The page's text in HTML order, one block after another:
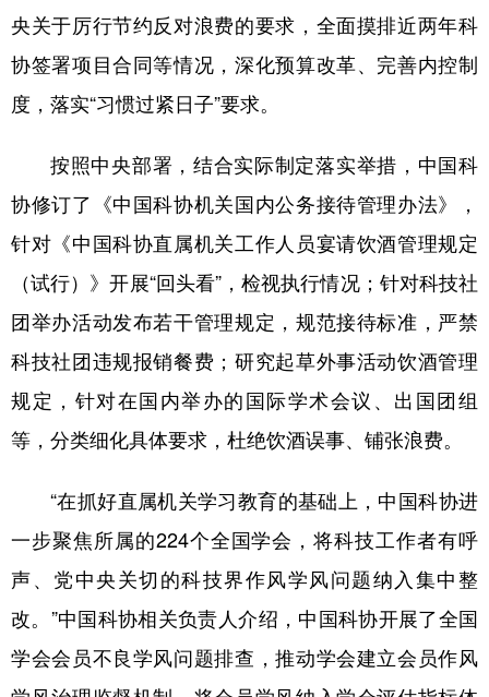
English Español Français عربى
央关于厉行节约反对浪费的要求，全面摸排近两年科
协签署项目合同等情况，深化预算改革、完善内控制
度，落实“习惯过紧日子”要求。
按照中央部署，结合实际制定落实举措，中国科
协修订了《中国科协机关国内公务接待管理办法》，
针对《中国科协直属机关工作人员宴请饮酒管理规定
（试行）》开展“回头看”，检视执行情况；针对科技社
团举办活动发布若干管理规定，规范接待标准，严禁
科技社团违规报销餐费；研究起草外事活动饮酒管理
规定，针对在国内举办的国际学术会议、出国团组
等，分类细化具体要求，杜绝饮酒误事、铺张浪费。
“在抓好直属机关学习教育的基础上，中国科协进
一步聚焦所属的224个全国学会，将科技工作者有呼
声、党中央关切的科技界作风学风问题纳入集中整
改。”中国科协相关负责人介绍，中国科协开展了全国
学会会员不良学风问题排查，推动学会建立会员作风